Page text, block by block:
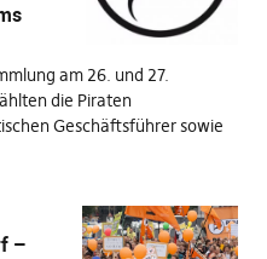
am 26. und 27.
die Piraten
Geschäftsführer sowie
–